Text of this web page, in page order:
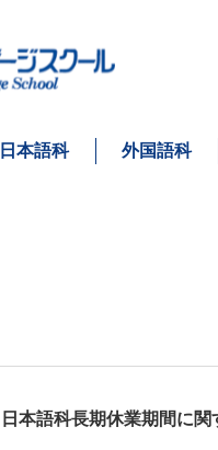
日本語科 外国語科
日本語科長期休業期間に